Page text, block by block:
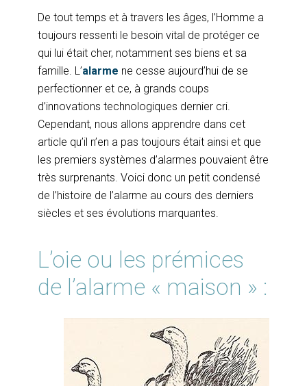
De tout temps et à travers les âges, l’Homme a
toujours ressenti le besoin vital de protéger ce
qui lui était cher, notamment ses biens et sa
famille. L’alarme ne cesse aujourd’hui de se
perfectionner et ce, à grands coups
d’innovations technologiques dernier cri.
Cependant, nous allons apprendre dans cet
article qu’il n’en a pas toujours était ainsi et que
les premiers systèmes d’alarmes pouvaient être
très surprenants. Voici donc un petit condensé
de l’histoire de l’alarme au cours des derniers
siècles et ses évolutions marquantes.
L’oie ou les prémices
de l’alarme « maison » :